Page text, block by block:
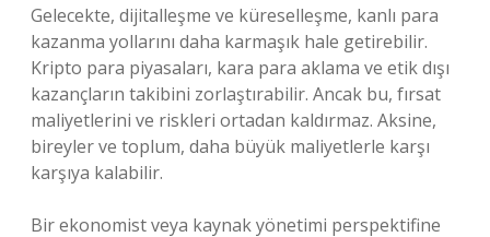
Gelecekte, dijitalleşme ve küreselleşme, kanlı para
kazanma yollarını daha karmaşık hale getirebilir.
Kripto para piyasaları, kara para aklama ve etik dışı
kazançların takibini zorlaştırabilir. Ancak bu, fırsat
maliyetlerini ve riskleri ortadan kaldırmaz. Aksine,
bireyler ve toplum, daha büyük maliyetlerle karşı
karşıya kalabilir.
Bir ekonomist veya kaynak yönetimi perspektifine